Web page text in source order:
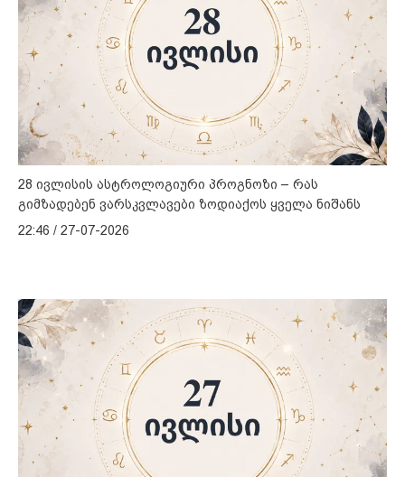
28 ივლისის ასტროლოგიური პროგნოზი – რას
გიმზადებენ ვარსკვლავები ზოდიაქოს ყველა ნიშანს
22:46 / 27-07-2026